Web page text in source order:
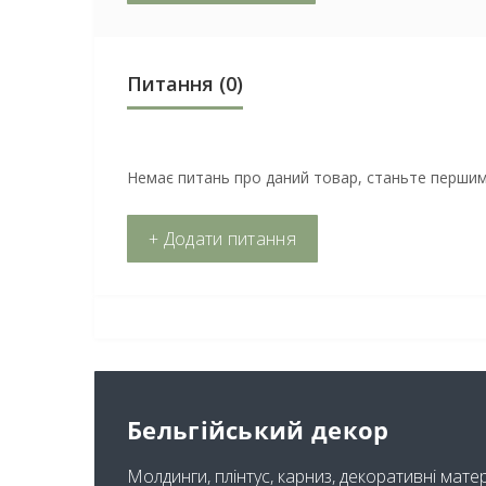
Питання (0)
Немає питань про даний товар, станьте
+ Додати питання
Бельгійський декор
Молдинги, плінтус, карниз, декоративні